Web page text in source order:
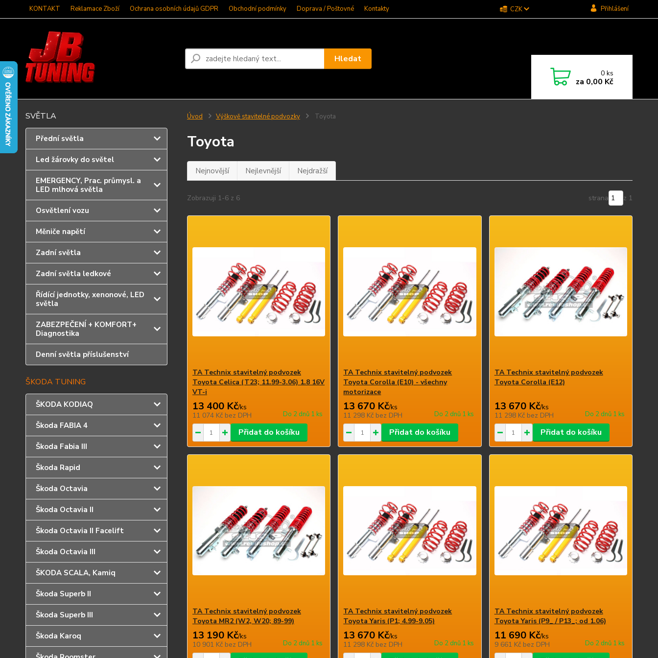
KONTAKT Reklamace Zboží Ochrana osobních údajů GDPR Obchodní podmínky Doprava / Poštovné Kontakty CZK Přihlášení
Hledat
0ks
za 0,00 Kč
SVĚTLA
Přední světla
Led žárovky do světel
EMERGENCY, Prac. průmysl. a
LED mlhová světla
Osvětlení vozu
Měniče napětí
Zadní světla
Zadní světla ledkové
Řídící jednotky, xenonové, LED
světla
ZABEZPEČENÍ + KOMFORT+
Diagnostika
Denní světla příslušenství
ŠKODA TUNING
ŠKODA KODIAQ
Škoda FABIA 4
Škoda Fabia III
Škoda Rapid
Škoda Octavia
Škoda Octavia II
Škoda Octavia II Facelift
Škoda Octavia III
ŠKODA SCALA, Kamiq
Škoda Superb II
Škoda Superb III
Škoda Karoq
Úvod Výškově stavitelné podvozky Toyota
Toyota
Nejnovější Nejlevnější Nejdražší
Zobrazuji 1-6 z 6 strana z 1
TA Technix stavitelný podvozek
Toyota Celica (T23; 11.99-3.06) 1.8 16V
VT-i
13 400 Kč/ks
11 074 Kč bez DPH Do 2 dnů 1 ks
Přidat do košíku
TA Technix stavitelný podvozek
Toyota Corolla (E10) - všechny
motorizace
13 670 Kč/ks
11 298 Kč bez DPH Do 2 dnů 1 ks
Přidat do košíku
TA Technix stavitelný podvozek
Toyota Corolla (E12)
13 670 Kč/ks
11 298 Kč bez DPH Do 2 dnů 1 ks
Přidat do košíku
TA Technix stavitelný podvozek
Toyota MR2 (W2, W20; 89-99)
13 190 Kč/ks
10 901 Kč bez DPH Do 2 dnů 1 ks
TA Technix stavitelný podvozek
Toyota Yaris (P1; 4.99-9.05)
13 670 Kč/ks
11 298 Kčbez DPH Do 2 dnů 1 ks
TA Technix stavitelný podvozek
Toyota Yaris (P9_ / P13_; od 1.06)
11 690 Kč/ks
9 661 Kč bez DPH Do 2 dnů 1 ks